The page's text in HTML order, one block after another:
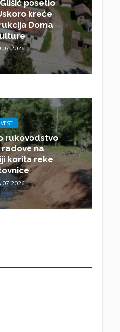
posetio
kreće
Doma
VESTI
rukovodstvo
radove na
korita reke